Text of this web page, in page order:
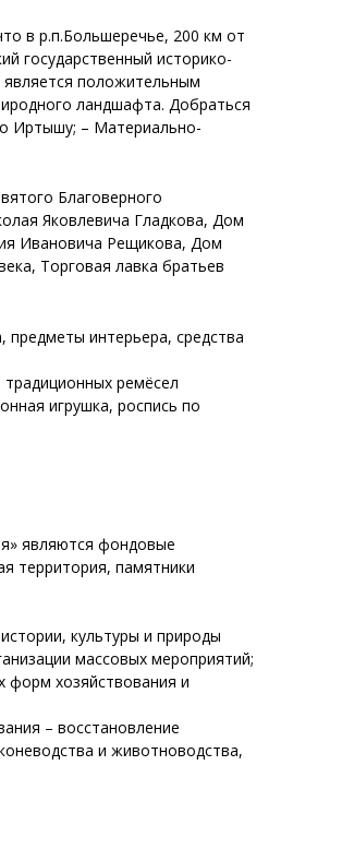
в р.п.Большеречье, 200 км от
государственный историко-
является положительным
ландшафта. Добраться
Иртышу; – Материально-
Благоверного
Яковлевича Гладкова, Дом
Ивановича Рещикова, Дом
Торговая лавка братьев
предметы интерьера, средства
ремёсел
игрушка, роспись по
являются фондовые
территория, памятники
культуры и природы
массовых мероприятий;
форм хозяйствования и
– восстановление
и животноводства,